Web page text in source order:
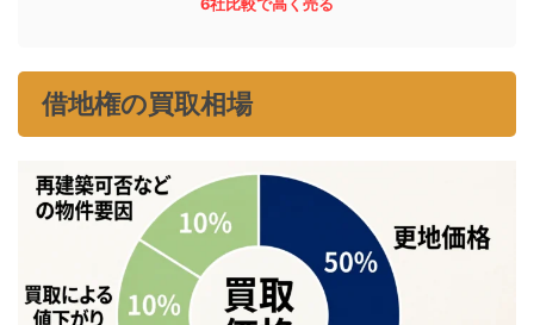
6社比較で高く売る
借地権の買取相場